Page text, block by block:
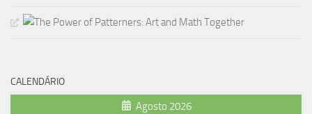
CALENDÁRIO
Agosto 2026